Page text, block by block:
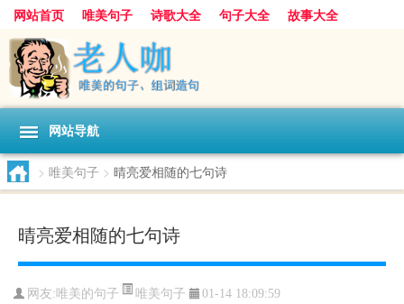
网站首页 唯美句子 诗歌大全 句子大全
故事大全
人生感悟
其他美文 美文欣赏
感人故事
句子分类
网站导航
> 唯美句子 > 晴亮爱相随的七句诗
晴亮爱相随的七句诗
网友: 唯美的句子 唯美句子 01-14 18:09:59